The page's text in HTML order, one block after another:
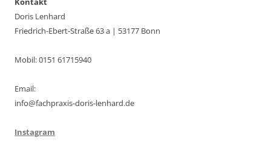
Doris Lenhard
Friedrich-Ebert-Straße 63 a | 53177 Bonn
Mobil: 0151 61715940
Email:
info@fachpraxis-doris-lenhard.de
Instagram